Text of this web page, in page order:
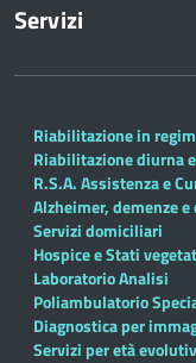
Servizi
Riabilitazione in
Riabilitazione diurna
R.S.A. Assistenza e
Alzheimer, demenze
Servizi domiciliari
Hospice e Stati
Laboratorio Analisi
Poliambulatorio
Diagnostica per
Servizi per età